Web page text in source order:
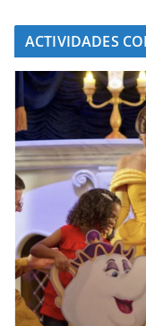
ACTIVIDADES